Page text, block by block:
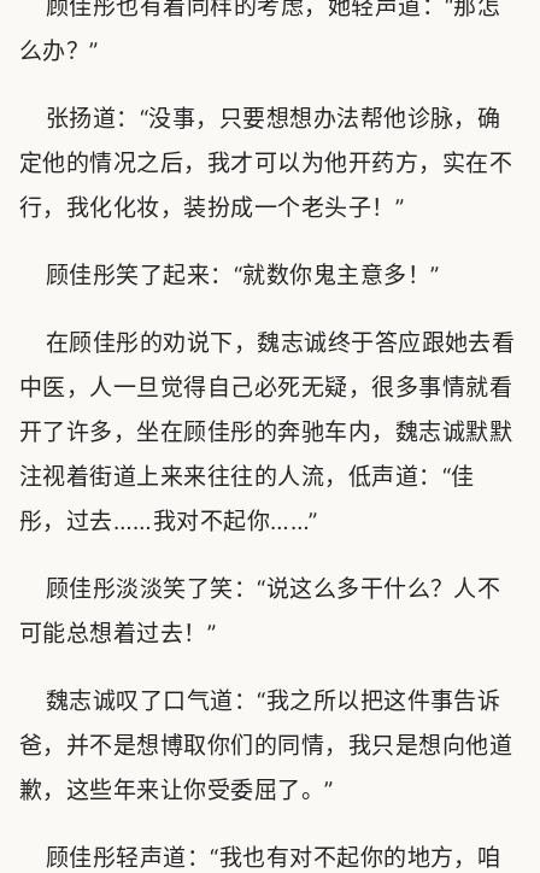
顾佳彤也有着同样的考虑，她轻声道：“那怎
么办？”
张扬道：“没事，只要想想办法帮他诊脉，确
定他的情况之后，我才可以为他开药方，实在不
行，我化化妆，装扮成一个老头子！”
顾佳彤笑了起来：“就数你鬼主意多！”
在顾佳彤的劝说下，魏志诚终于答应跟她去看
中医，人一旦觉得自己必死无疑，很多事情就看
开了许多，坐在顾佳彤的奔驰车内，魏志诚默默
注视着街道上来来往往的人流，低声道：“佳
彤，过去……我对不起你……”
顾佳彤淡淡笑了笑：“说这么多干什么？人不
可能总想着过去！”
魏志诚叹了口气道：“我之所以把这件事告诉
爸，并不是想博取你们的同情，我只是想向他道
歉，这些年来让你受委屈了。”
顾佳彤轻声道：“我也有对不起你的地方，咱